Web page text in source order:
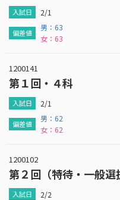
2/1
男：63
女：63
1200141
第１回・４科
2/1
男：62
女：62
1200102
第２回（特待・一般選
2/2